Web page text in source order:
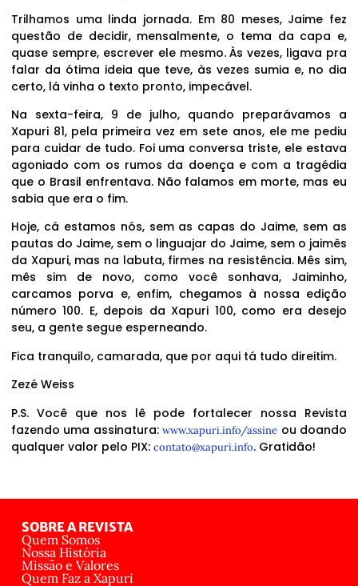
Trilhamos uma linda jornada. Em 80 meses, Jaime fez
questão de decidir, mensalmente, o tema da capa e,
quase sempre, escrever ele mesmo. Às vezes, ligava pra
falar da ótima ideia que teve, às vezes sumia e, no dia
certo, lá vinha o texto pronto, impecável.
Na sexta-feira, 9 de julho, quando preparávamos a
Xapuri 81, pela primeira vez em sete anos, ele me pediu
para cuidar de tudo. Foi uma conversa triste, ele estava
agoniado com os rumos da doença e com a tragédia
que o Brasil enfrentava. Não falamos em morte, mas eu
sabia que era o fim.
Hoje, cá estamos nós, sem as capas do Jaime, sem as
pautas do Jaime, sem o linguajar do Jaime, sem o jaimês
da Xapuri, mas na labuta, firmes na resistência. Mês sim,
mês sim de novo, como você sonhava, Jaiminho,
carcamos porva e, enfim, chegamos à nossa edição
número 100. E, depois da Xapuri 100, como era desejo
seu, a gente segue esperneando.
Fica tranquilo, camarada, que por aqui tá tudo direitim.
Zezé Weiss
P.S. Você que nos lê pode fortalecer nossa Revista
fazendo uma assinatura:www.xapuri.info/assine ou doando
qualquer valor pelo PIX: contato@xapuri.info. Gratidão!
SOBRE A REVISTA
Quem Somos
Nossa História
Missão e Valores
Quem Faz a Xapuri